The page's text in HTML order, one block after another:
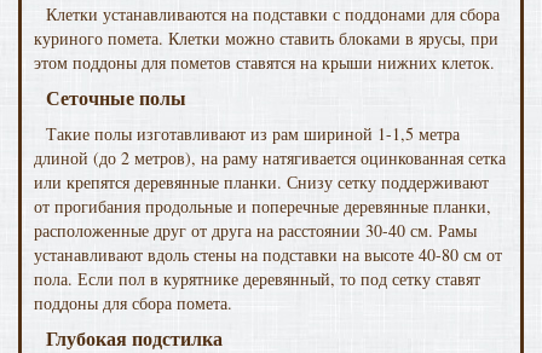
Клетки устанавливаются на подставки с поддонами для сбора
куриного помета. Клетки можно ставить блоками в ярусы, при
этом поддоны для пометов ставятся на крыши нижних клеток.
Сеточные полы
Такие полы изготавливают из рам шириной 1-1,5 метра
длиной (до 2 метров), на раму натягивается оцинкованная сетка
или крепятся деревянные планки. Снизу сетку поддерживают
от прогибания продольные и поперечные деревянные планки,
расположенные друг от друга на расстоянии 30-40 см. Рамы
устанавливают вдоль стены на подставки на высоте 40-80 см от
пола. Если пол в курятнике деревянный, то под сетку ставят
поддоны для сбора помета.
Глубокая подстилка